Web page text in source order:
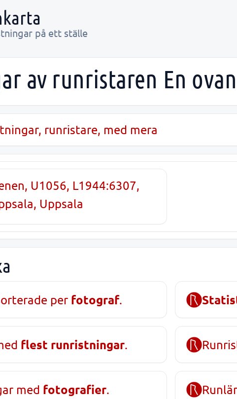
på ett ställe
av runristaren En
runristare, med mera
U1056, L1944:6307,
Uppsala
per fotograf.
flest runristningar.
med fotografier.